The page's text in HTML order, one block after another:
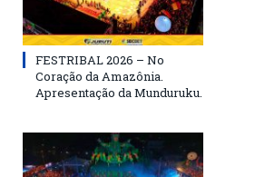
FESTRIBAL 2026 – No
Coração da Amazônia.
Apresentação da Munduruku.